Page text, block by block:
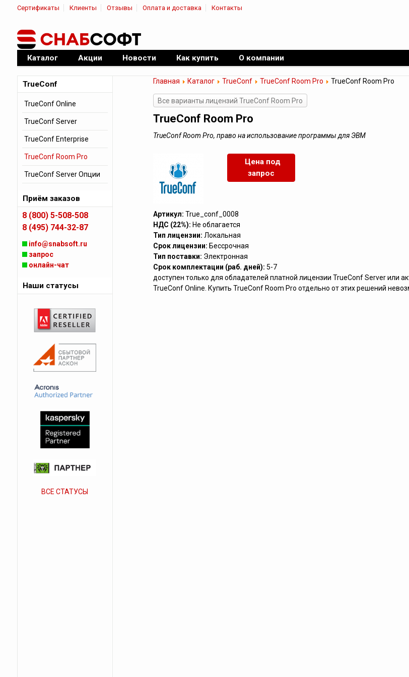
Сертификаты Клиенты Отзывы Оплата и доставка Контакты
Официальный дилер ПО
Каталог Акции Новости Как купить О компании
Главная Каталог TrueConf TrueConf Room Pro TrueConf Room Pro
Все варианты лицензий TrueConf Room Pro
TrueConf Room Pro
TrueConf Room Pro, право на использование программы для ЭВМ
Цена под
запрос
Артикул: True_conf_0008
НДС (22%): Не облагается
Тип лицензии: Локальная
Срок лицензии: Бессрочная
Тип поставки: Электронная
Срок комплектации (раб. дней): 5-7
доступен только для обладателей платной лицензии TrueConf Server или
TrueConf Online. Купить TrueConf Room Pro отдельно от этих решений
TrueConf
TrueConf Online
TrueConf Server
TrueConf Enterprise
TrueConf Room Pro
TrueConf Server Опции
Приём заказов
8 (800) 5-508-508
8 (495) 744-32-87
info@snabsoft.ru
запрос
онлайн-чат
Наши статусы
ВСЕ СТАТУСЫ